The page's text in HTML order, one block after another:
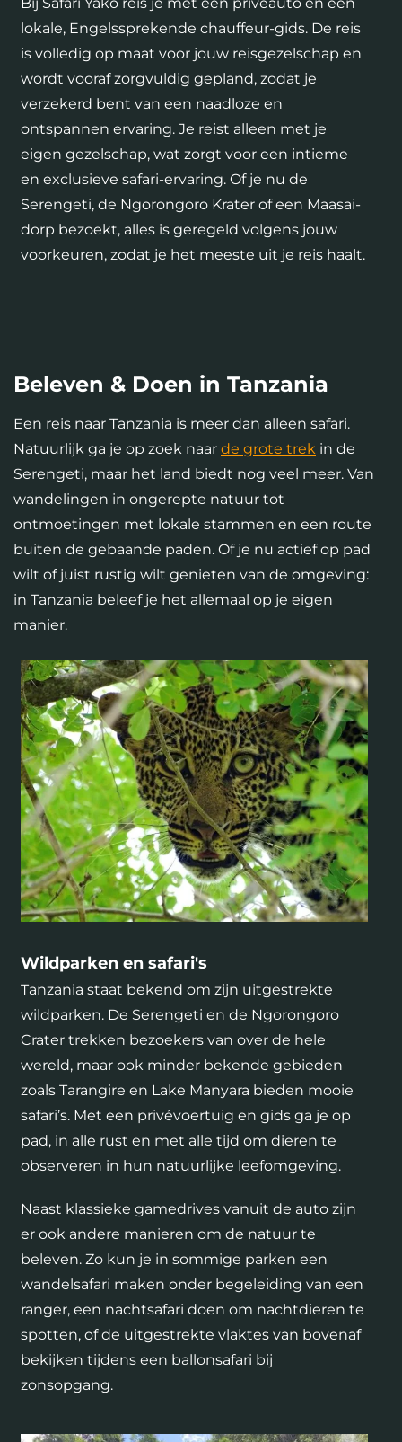
Bij Safari Yako reis je met een privéauto en een
lokale, Engelssprekende chauffeur-gids. De reis
is volledig op maat voor jouw reisgezelschap en
wordt vooraf zorgvuldig gepland, zodat je
verzekerd bent van een naadloze en
ontspannen ervaring. Je reist alleen met je
eigen gezelschap, wat zorgt voor een intieme
en exclusieve safari-ervaring. Of je nu de
Serengeti, de Ngorongoro Krater of een Maasai-
dorp bezoekt, alles is geregeld volgens jouw
voorkeuren, zodat je het meeste uit je reis haalt.
Beleven & Doen in Tanzania
Een reis naar Tanzania is meer dan alleen safari.
Natuurlijk ga je op zoek naar de grote trek in de
Serengeti, maar het land biedt nog veel meer. Van
wandelingen in ongerepte natuur tot
ontmoetingen met lokale stammen en een route
buiten de gebaande paden. Of je nu actief op pad
wilt of juist rustig wilt genieten van de omgeving:
in Tanzania beleef je het allemaal op je eigen
manier.
Wildparken en safari's
Tanzania staat bekend om zijn uitgestrekte
wildparken. De Serengeti en de Ngorongoro
Crater trekken bezoekers van over de hele
wereld, maar ook minder bekende gebieden
zoals Tarangire en Lake Manyara bieden mooie
safari’s. Met een privévoertuig en gids ga je op
pad, in alle rust en met alle tijd om dieren te
observeren in hun natuurlijke leefomgeving.
Naast klassieke gamedrives vanuit de auto zijn
er ook andere manieren om de natuur te
beleven. Zo kun je in sommige parken een
wandelsafari maken onder begeleiding van een
ranger, een nachtsafari doen om nachtdieren te
spotten, of de uitgestrekte vlaktes van bovenaf
bekijken tijdens een ballonsafari bij
zonsopgang.